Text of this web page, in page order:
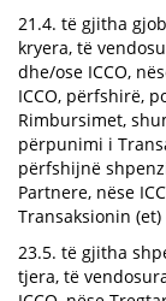
21.4. të gjitha
kryera, të
dhe/ose ICCO,
ICCO, përfshirë,
Rimbursimet,
përpunimi i
përfshijnë
Partnere, nëse
Transaksionin
23.5. të gjitha
tjera, të